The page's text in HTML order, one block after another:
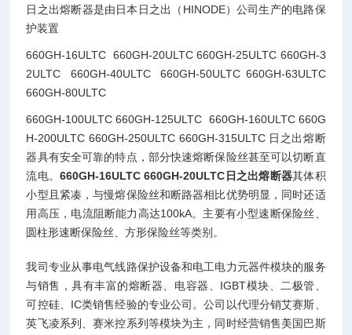
日之出熔断器是由日本日之出（HINODE）公司生产的电路保
护装置
660GH-16ULTC 660GH-20ULTC 660GH-25ULTC 660GH-3
2ULTC 660GH-40ULTC 660GH-50ULTC 660GH-63ULTC
660GH-80ULTC
660GH-100ULTC 660GH-125ULTC 660GH-160ULTC 660G
H-200ULTC 660GH-250ULTC 660GH-315ULTC 日之出熔断
器具有安全可靠的特点，部分快速熔断保险丝甚至可以切断直
流电。660GH-16ULTC 660GH-20ULTC日之出熔断器其体积
小型且紧凑，与慢熔保险丝和断路器相比优势明显，同时还适
用高压，电流阻断能力高达100kA。主要有小型速断保险丝、
圆柱形速断保险丝、方形保险丝等类别。
我司专业从事电气线路保护设备和电工电力元器件模块的服务
与销售，具有丰富的熔断器、电容器、IGBT模块、二极管、
可控硅、IC类销售经验的专业公司。公司以代理分销艾赛斯、
英飞凌系列、赛米控系列等模块为主，同时经营销售美国巴斯